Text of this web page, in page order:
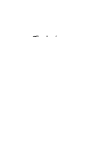
affichées